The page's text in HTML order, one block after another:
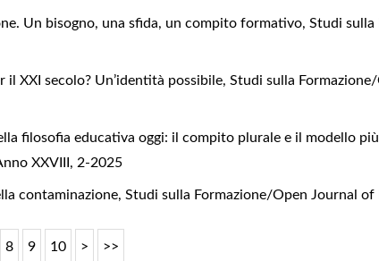
Un bisogno, una sfida, un compito formativo,Studi sulla
il XXI secolo? Un’identità possibile,Studi sulla
filosofia educativa oggi: il compito plurale e il modello
XXVIII, 2-2025
contaminazione,Studi sulla Formazione/Open Journal
8 9 10 > >>